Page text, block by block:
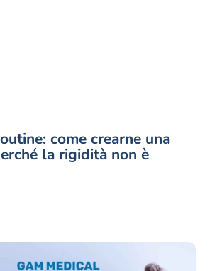
come crearne una
la rigidità non è